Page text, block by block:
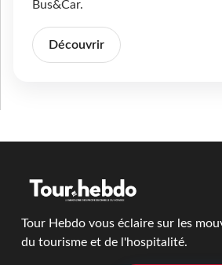
Bus&Car.
Découvrir
Tour Hebdo vous éclaire sur les
du tourisme et de l'hospitalité.